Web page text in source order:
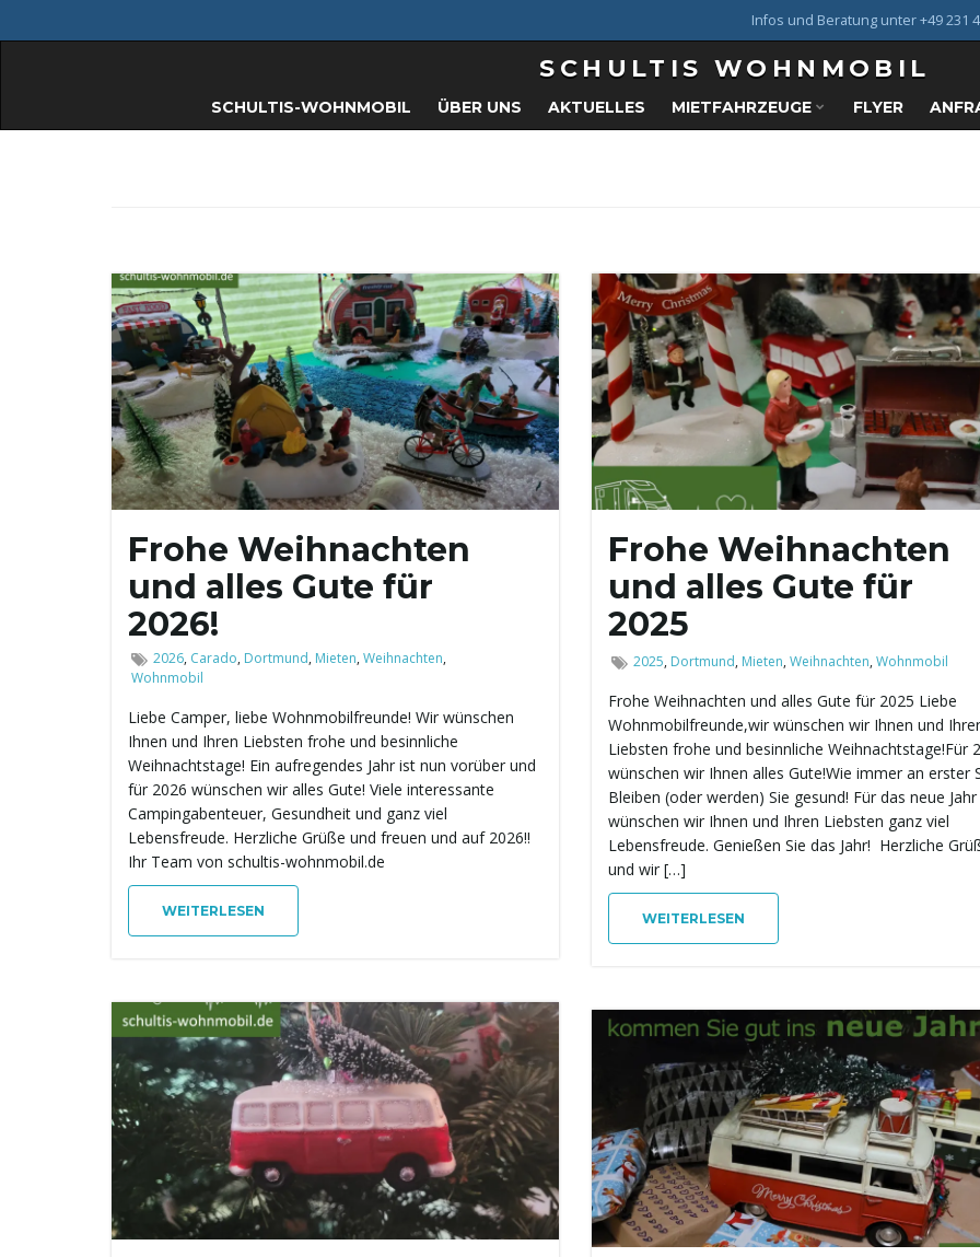
Infos und Beratung unter +49 231
SCHULTIS WOHNMOBIL
SCHULTIS-WOHNMOBIL ÜBER UNS AKTUELLES MIETFAHRZEUGE FLYER
Frohe Weihnachten
und alles Gute für
2026!
2026, Carado, Dortmund, Mieten,Weihnachten,
Wohnmobil
Liebe Camper, liebe Wohnmobilfreunde! Wir wünschen
Ihnen und Ihren Liebsten frohe und besinnliche
Weihnachtstage! Ein aufregendes Jahr ist nun vorüber und
für 2026 wünschen wir alles Gute! Viele interessante
Campingabenteuer, Gesundheit und ganz viel
Lebensfreude. Herzliche Grüße und freuen und auf 2026!!
Ihr Team von schultis-wohnmobil.de
WEITERLESEN
Frohe Weihnachten
und alles Gute für
2025
2025, Dortmund, Mieten,Weihnachten,Wohnmobil
Frohe Weihnachten und alles Gute für 2025 Liebe
Wohnmobilfreunde,wir wünschen wir Ihnen und
Liebsten frohe und besinnliche Weihnachtstage!Für
wünschen wir Ihnen alles Gute!Wie immer an erster
Bleiben (oder werden) Sie gesund! Für das neue Jahr
wünschen wir Ihnen und Ihren Liebsten ganz viel
Lebensfreude. Genießen Sie das Jahr! Herzliche
und wir […]
WEITERLESEN